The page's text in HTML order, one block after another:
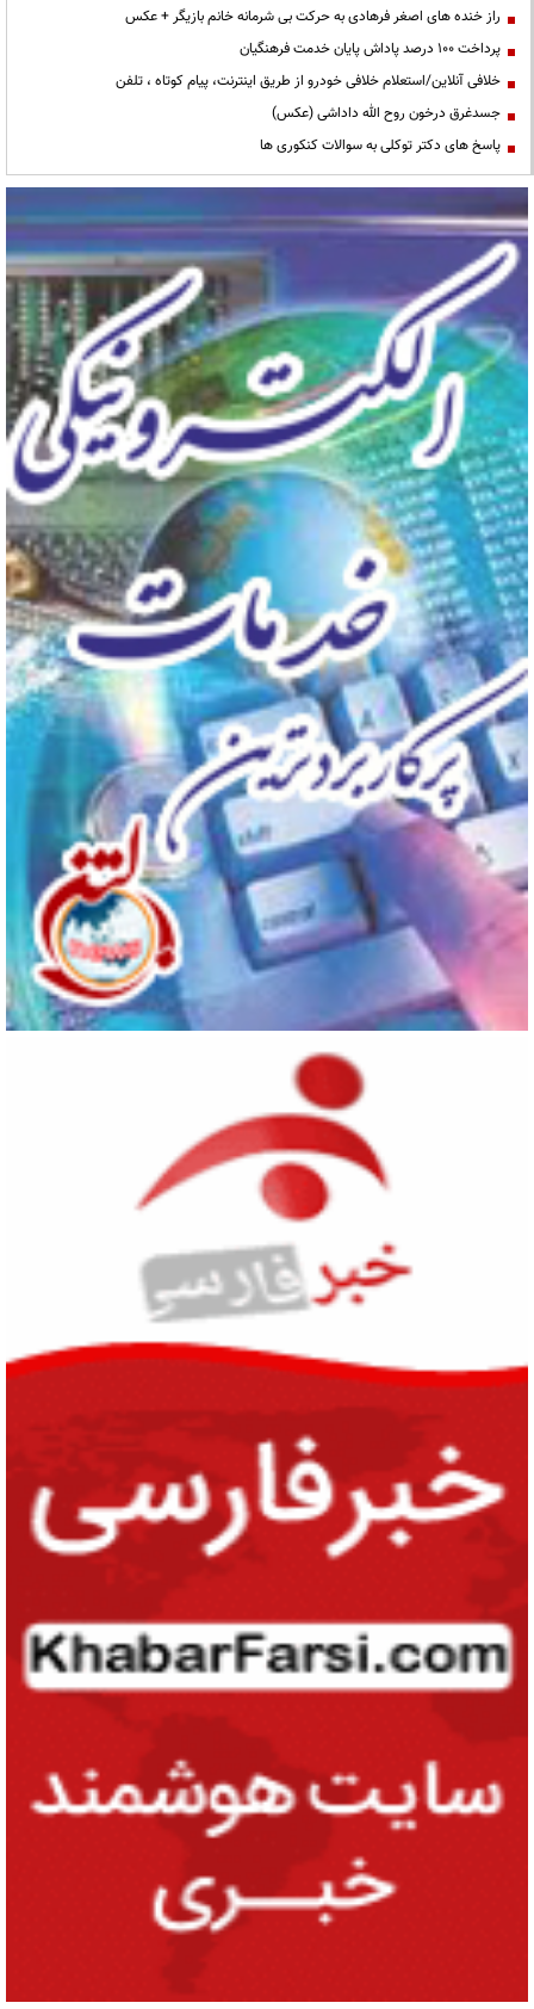
راز خنده های اصغر فرهادی به حرکت بی شرمانه خانم بازیگر + عکس
پرداخت ۱۰۰ درصد پاداش پایان خدمت فرهنگیان
خلافی آنلاین/استعلام خلافی خودرو از طریق اینترنت، پیام کوتاه ، تلفن
جسدغرق درخون روح الله داداشی (عکس)
پاسخ های دکتر توکلی به سوالات کنکوری ها